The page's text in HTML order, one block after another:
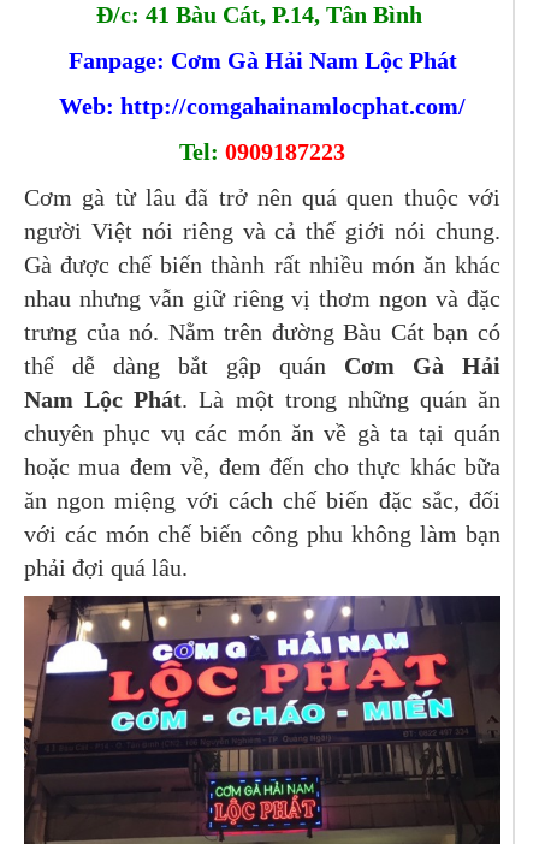
Đ/c: 41 Bàu Cát, P.14, Tân Bình
Fanpage: Cơm Gà Hải Nam Lộc Phát
Web: http://comgahainamlocphat.com/
Tel: 0909187223
Cơm gà từ lâu đã trở nên quá quen thuộc với
người Việt nói riêng và cả thế giới nói chung.
Gà được chế biến thành rất nhiều món ăn khác
nhau nhưng vẫn giữ riêng vị thơm ngon và đặc
trưng của nó. Nằm trên đường Bàu Cát bạn có
thể dễ dàng bắt gập quán Cơm Gà Hải
NamLộc Phát. Là một trong những quán ăn
chuyên phục vụ các món ăn về gà ta tại quán
hoặc mua đem về, đem đến cho thực khác bữa
ăn ngon miệng với cách chế biến đặc sắc, đối
với các món chế biến công phu không làm bạn
phải đợi quá lâu.